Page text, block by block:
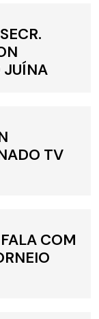
JUÍNA
TV
COM